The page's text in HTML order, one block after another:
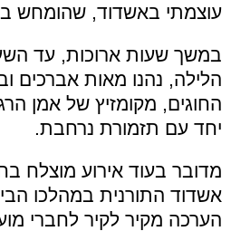
עוצמתי באשדוד, שהומחש
במשך שעות ארוכות, עד
הלילה, נהנו מאות אברכים
החוגים, מקומזיץ של אמן
יחד עם תזמורת נרחבת.
מדובר בעוד אירוע מוצלח
אשדוד התורנית במהלכו
הערכה מקיר לקיר לחברי